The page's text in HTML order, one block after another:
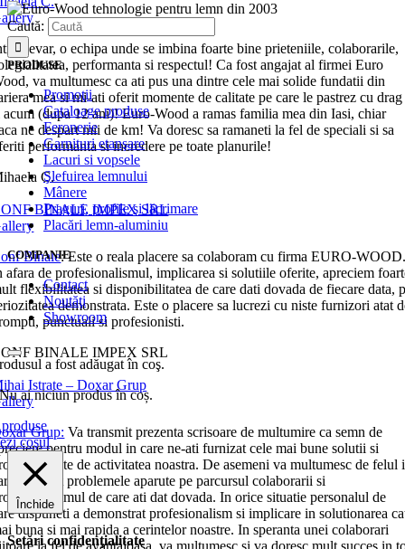
adevar, o echipa unde se imbina foarte bine prieteniile, colaborarile,
performanta si respectul! Ca fost angajat al firmei Euro
va multumesc ca ati pus una dintre cele mai solide fundatii din
mea si mi-ati oferit momente de calitate pe care le pastrez cu drag
acum (dupa 12 ani)! Euro-Wood a ramas familia mea din Iasi, chiar
ne despart mii de km! Va doresc sa ramaneti la fel de speciali si sa
performanta si incredere pe toate planurile!
C.
BINALE IMPEX SRL
Binale: Este o reala placere sa colaboram cu firma EURO-
afara de profesionalismul, implicarea si solutiile oferite, apreciem
flexibilitatea si disponibilitatea de care dati dovada de fiecare data,
demonstrata. Este o placere sa lucrezi cu niste furnizori atat
punctuali si profesionisti.
BINALE IMPEX SRL
Istrate – Doxar Grup
Grup: Va transmit prezenta scrisoare de multumire ca semn de
pentru modul in care ne-ati furnizat cele mai bune solutii si
legate de activitatea noastra. De asemeni va multumesc de felul
ati tratat problemele aparute pe parcursul colaborarii si
de care ati dat dovada. In orice situatie personalul de
dispuneti a demonstrat profesionalism si implicare in solutionarea
buna si mai rapida a cerintelor noastre. In speranta unei colaborari
la fel de avantajoasa, va multumesc si va doresc mult succes in
Caută:
PRODUSE
Promoţii
Cataloage produse
Feronerie
Garnituri etanşare
Lacuri si vopsele
Şlefuirea lemnului
Mânere
Praguri, profile şi lăcrimare
Placări lemn-aluminiu
COMPANIE
Contact
Noutăţi
Showroom
a fost adăugat în coş.
Nu ai niciun produs în coș.
coşul
Închide
Setări confidenţialitate